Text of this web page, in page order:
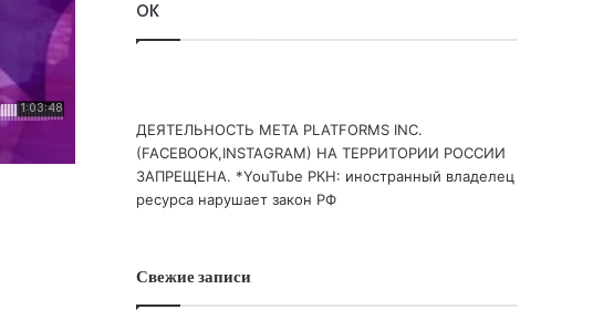
OK
ДЕЯТЕЛЬНОСТЬ МЕТА PLATFORMS INC.
(FACEBOOK,INSTAGRAM) НА ТЕРРИТОРИИ РОССИИ
ЗАПРЕЩЕНА. *YouTube РКН: иностранный владелец
ресурса нарушает закон РФ
Свежие записи